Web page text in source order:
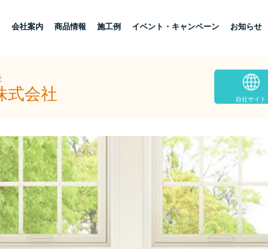
会社案内 商品情報 施工例 イベント・キャンペーン お知らせ
式会社 自社サイト